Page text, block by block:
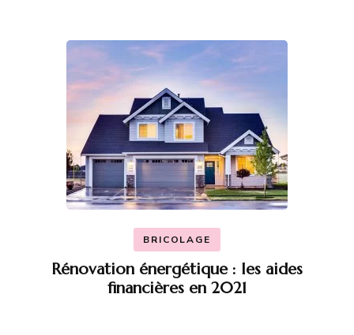
BRICOLAGE
Rénovation énergétique : les aides
financières en 2021